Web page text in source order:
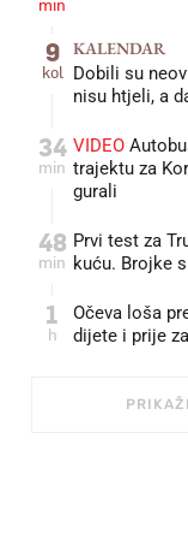
min
9
kol
KALENDAR
Dobili su
nisu htjeli, a
34
min
VIDEO
trajektu za
gurali
48
min
Prvi test za
kuću. Brojke
1
h
Očeva loša
dijete i prije